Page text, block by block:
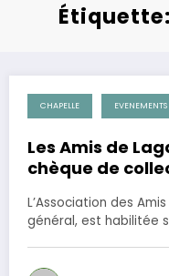
15 mai 2013
CHAPELLE EVENEMENTS
Les Amis de
chèque de
L’Association des
général, est habilitée